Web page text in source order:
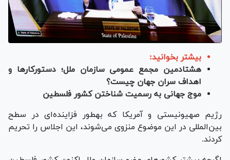
بیشتر بخوانید:
هشتادمین مجمع عمومی سازمان ملل؛ دستورکارها و
اهداف سران جهان چیست؟
موج جهانی به رسمیت شناختن کشور فلسطین
رژیم صهیونیستی و آمریکا که به‎طور فزاینده‌ای در سطح
بین‌المللی در این موضوع منزوی می‌شوند، این اجلاس را تحریم
کردند.